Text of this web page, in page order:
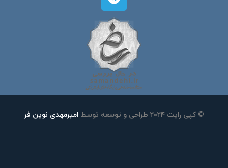
© کپی رایت ۲۰۲۴ طراحی و توسعه توسط امیرمهدی نوین فر